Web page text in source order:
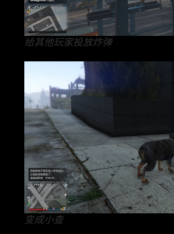
给其他玩家投放炸弹
变成小查